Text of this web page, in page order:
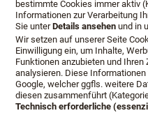
bestimmte Cookies immer aktiv
Informationen zur Verarbeitung
Sie unterDetails ansehen und in
Wir setzen auf unserer Seite
Einwilligung ein, um Inhalte,
Funktionen anzubieten und
analysieren. Diese
Google, welcher ggfls. weitere
diesen zusammenführt
Technisch erforderliche